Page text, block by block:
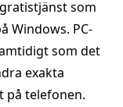
som
Windows. PC-
som det
exakta
på telefonen.